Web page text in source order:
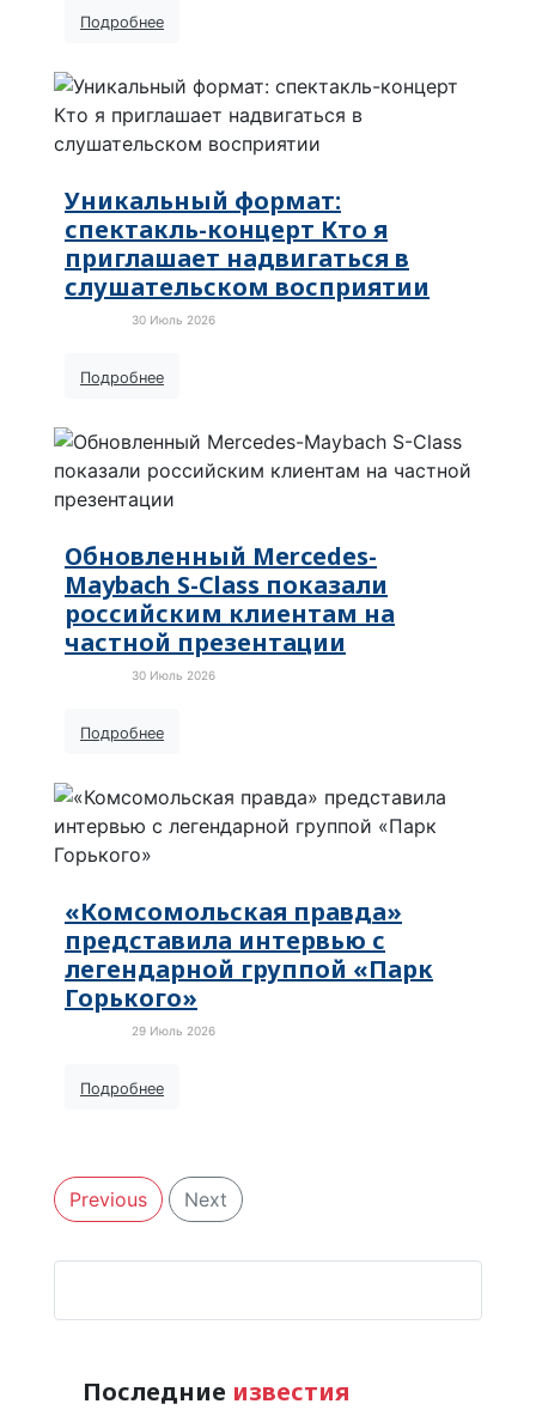
Подробнее
Уникальный формат:
спектакль-концерт Кто я
приглашает надвигаться в
слушательском восприятии
30 Июль 2026
Подробнее
Обновленный Mercedes-
Maybach S-Class показали
российским клиентам на
частной презентации
30 Июль 2026
Подробнее
«Комсомольская правда»
представила интервью с
легендарной группой «Парк
Горького»
29 Июль 2026
Подробнее
Previous Next
Последние известия